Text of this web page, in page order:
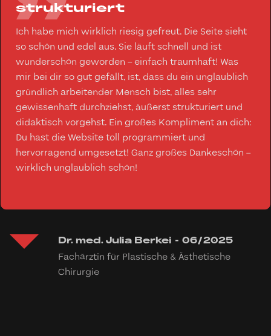
strukturiert
Ich habe mich wirklich riesig gefreut. Die Seite sieht
so schön und edel aus. Sie läuft schnell und ist
wunderschön geworden – einfach traumhaft! Was
mir bei dir so gut gefällt, ist, dass du ein unglaublich
gründlich arbeitender Mensch bist, alles sehr
gewissenhaft durchziehst, äußerst strukturiert und
didaktisch vorgehst. Ein großes Kompliment an dich:
Du hast die Website toll programmiert und
hervorragend umgesetzt! Ganz großes Dankeschön –
wirklich unglaublich schön!
Dr. med. Julia Berkei - 06/2025
Fachärztin für Plastische & Ästhetische
Chirurgie